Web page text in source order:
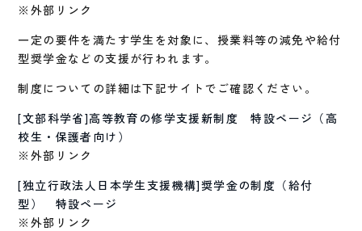
※外部リンク
一定の要件を満たす学生を対象に、授業料等の減免や給付
型奨学金などの支援が行われます。
制度についての詳細は下記サイトでご確認ください。
[文部科学省]高等教育の修学支援新制度 特設ページ（高
校生・保護者向け）
※外部リンク
[独立行政法人日本学生支援機構]奨学金の制度（給付
型） 特設ページ
※外部リンク